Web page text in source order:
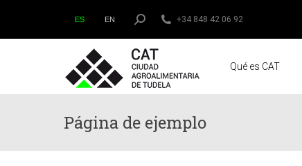
ES EN Buscar: +34 848 42 06 92
Qué es CAT
Página de ejemplo